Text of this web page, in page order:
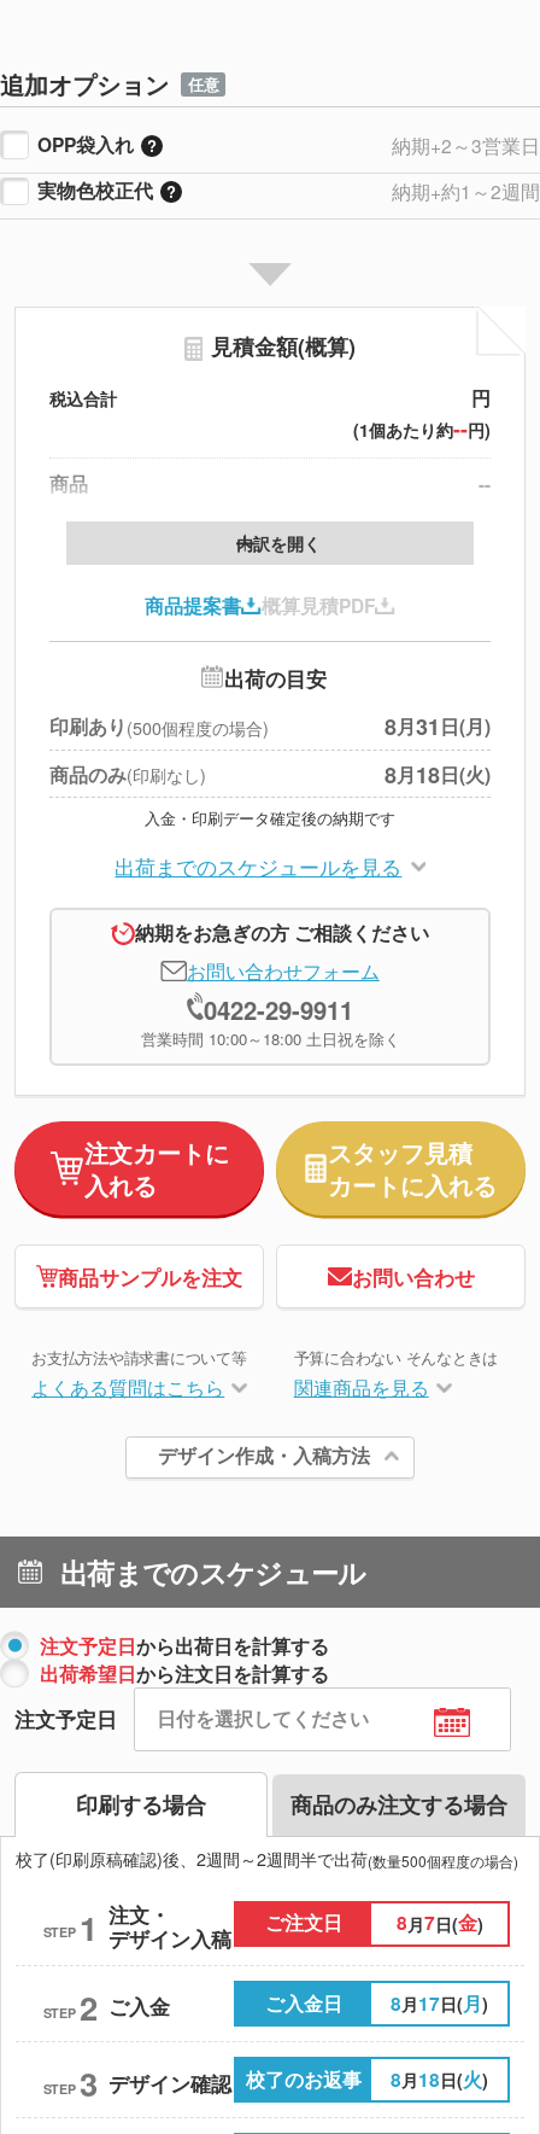
追加オプション 任意
OPP袋入れ
納期+2～3営業日
実物色校正代
納期+約1～2週間
見積金額(概算)
税込合計 円
(1個あたり約--円)
商品
--
製版代
印刷代
北海道・沖縄・離島 別途
※上記小計は税別です
内訳を開く
商品提案書 概算見積PDF
出荷の目安
印刷あり (500個程度の場合) 8月31 日(月)
商品のみ(印刷なし) 8月18日(火)
入金・印刷データ確定後の納期です
出荷までのスケジュールを見る
納期をお急ぎの方 ご相談ください
お問い合わせフォーム
0422-29-9911
営業時間 10:00～18:00 土日祝を除く
注文カートに
入れる
スタッフ見積
カートに入れる
商品サンプルを注文 お問い合わせ
お支払方法や請求書について等
よくある質問はこちら
予算に合わない そんなときは
関連商品を見る
デザイン作成・入稿方法
出荷までのスケジュール
注文予定日から出荷日を計算する
出荷希望日から注文日を計算する
注文予定日
印刷する場合 商品のみ注文する場合
校了(印刷原稿確認)後、2週間～2週間半で出荷(数量500個程度の場合)
STEP 1 注文・
デザイン入稿
ご注文日 8 月7日(金)
STEP 2 ご入金 ご入金日 8月17日(月)
STEP 3 デザイン確認 校了のお返事 8月18日(火)